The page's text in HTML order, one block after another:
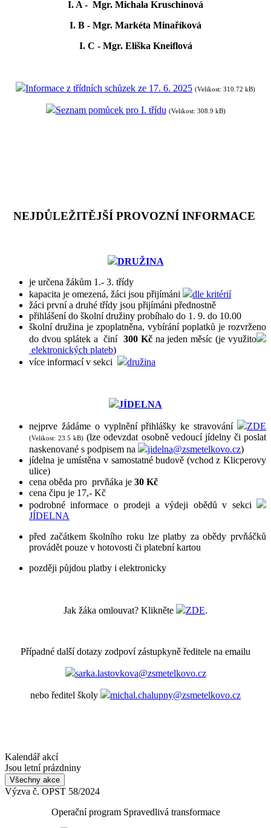
I. A - Mgr. Michala Kruschinová
I. B - Mgr. Markéta Minaříková
I. C - Mgr. Eliška Kneiflová
Informace z třídních schůzek ze 17. 6. 2025 (Velikost: 310.72 kB)
Seznam pomůcek pro I. třídu (Velikost: 308.9 kB)
NEJDŮLEŽITĚJŠÍ PROVOZNÍ INFORMACE
DRUŽINA
je určena žákům 1.- 3. třídy
kapacita je omezená, žáci jsou přijímáni
dle kritérií
žáci první a druhé třídy jsou přijímáni přednostně
přihlášení do školní družiny probíhalo do 1. 9. do 10.00
školní družina je zpoplatněna, vybírání poplatků je rozvrženo
do dvou splátek a činí 300 Kčna jeden měsíc (je využito
elektronických plateb)
více informací v sekci
družina
JÍDELNA
nejprve žádáme o vyplnění přihlášky ke stravování ZDE
(Velikost: 23.5 kB) (lze odevzdat osobně vedoucí jídelny či poslat
naskenované s podpisem na
jidelna@zsmetelkovo.cz)
jídelna je umístěna v samostatné budově (vchod z Klicperovy
ulice)
cena oběda pro prvňáka je 30 Kč
cena čipu je 17,- Kč
podrobné informace o prodeji a výdeji obědů v sekci
JÍDELNA
před začátkem školního roku lze platby za obědy prvňáčků
provádět pouze v hotovosti či platební kartou
později půjdou platby i elektronicky
Jak žáka omlouvat? Klikněte ZDE.
Případné další dotazy zodpoví zástupkyně ředitele na emailu
sarka.lastovkova@zsmetelkovo.cz
nebo ředitel školy michal.chalupny@zsmetelkovo.cz
Kalendář akcí
Jsou letní prázdniny
Všechny akce
Výzva č. OPST 58/2024
Operační program Spravedlivá transformace